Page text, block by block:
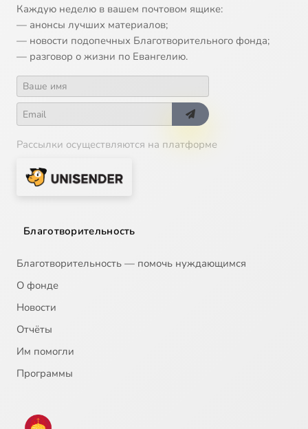
Каждую неделю в вашем почтовом ящике:
— анонсы лучших материалов;
— новости подопечных Благотворительного фонда;
— разговор о жизни по Евангелию.
Рассылки осуществляются на платформе
Благотворительность
Благотворительность — помочь нуждающимся
О фонде
Новости
Отчёты
Им помогли
Программы